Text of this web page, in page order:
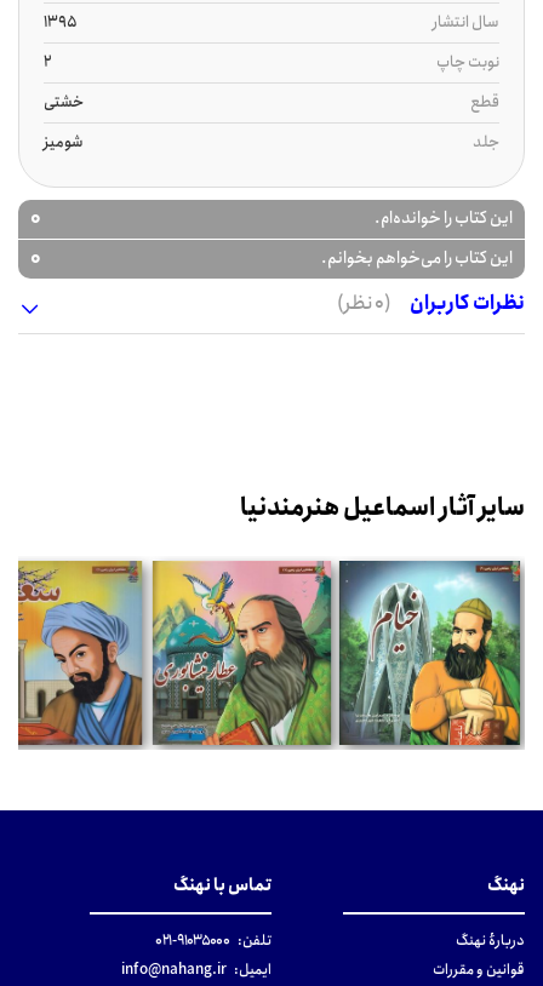
سال انتشار
1395
نوبت چاپ
2
قطع
خشتی
جلد
شومیز
این کتاب را خوانده‌ام. 0
این کتاب را می‌خواهم بخوانم.
0
نظرات کاربران
(0 نظر)
سایر آثار اسماعیل هنرمندنیا
نهنگ
دربارهٔ نهنگ
قوانین و مقررات
تماس با نهنگ
تلفن: ۹۱۰۳۵۰۰۰-۰۲۱
ایمیل: info@nahang.ir